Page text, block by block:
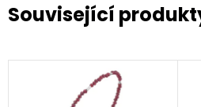
Související